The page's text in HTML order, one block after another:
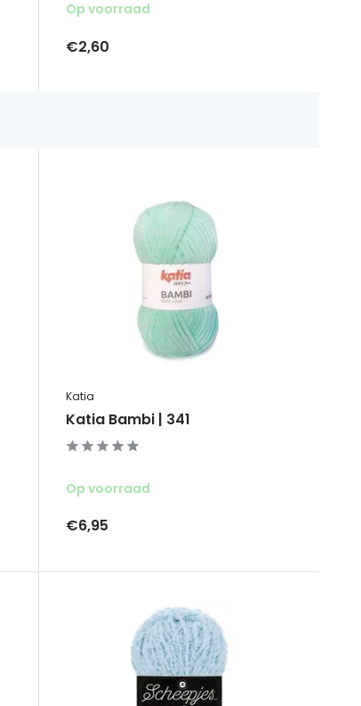
Op voorraad
€2,60
Katia
Katia Bambi | 341
Op voorraad
€6,95